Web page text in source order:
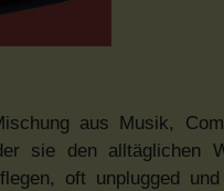
aus Musik,
sie den alltäglichen
oft unplugged